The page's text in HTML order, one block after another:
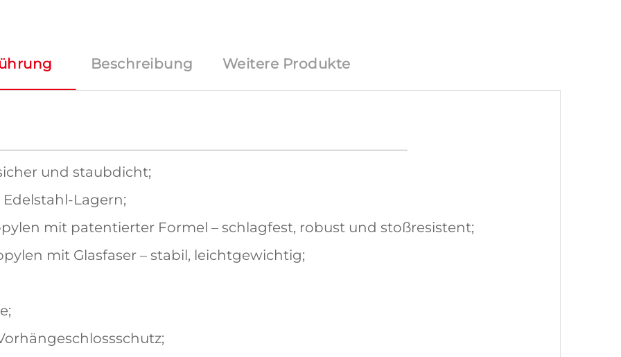
Beschreibung Weitere Produkte
und staubdicht;
Lagern;
mit patentierter Formel – schlagfest, robust und stoßresistent;
mit Glasfaser – stabil, leichtgewichtig;